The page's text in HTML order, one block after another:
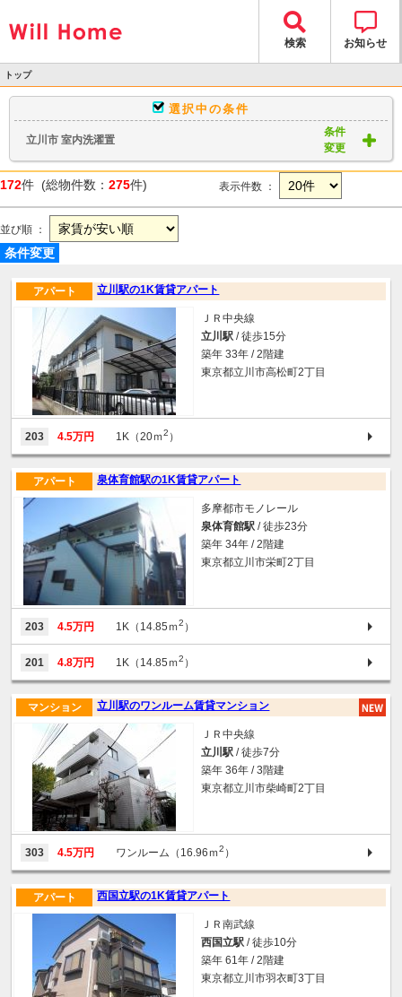
検索 お知らせ
トップ
物件検索
> 物件一覧
選択中の条件
立川市 室内洗濯置
条件
変更
172件 (総物件数： 275件) 表示件数 ：
並び順 ：
条件変更
立川駅の1K賃貸アパート
アパート
ＪＲ中央線
立川駅 / 徒歩15分
築年 33年 / 2階建
東京都立川市高松町2丁目
203 4.5万円 1K（20ｍ2 ）
泉体育館駅の1K賃貸アパート
アパート
多摩都市モノレール
泉体育館駅 / 徒歩23分
築年 34年 / 2階建
東京都立川市栄町2丁目
203 4.5万円 1K（14.85ｍ2 ）
201 4.8万円 1K（14.85ｍ2 ）
立川駅のワンルーム賃貸マンション
マンション
ＪＲ中央線
立川駅 / 徒歩7分
築年 36年 / 3階建
東京都立川市柴崎町2丁目
303 4.5万円 ワンルーム（16.96ｍ2 ）
西国立駅の1K賃貸アパート
アパート
ＪＲ南武線
西国立駅 / 徒歩10分
築年 61年 / 2階建
東京都立川市羽衣町3丁目